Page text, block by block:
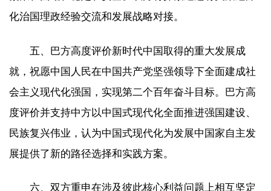
化治国理政经验交流和发展战略对接。
五、巴方高度评价新时代中国取得的重大发展成
就，祝愿中国人民在中国共产党坚强领导下全面建成社
会主义现代化强国，实现第二个百年奋斗目标。巴方高
度评价并支持中方以中国式现代化全面推进强国建设、
民族复兴伟业，认为中国式现代化为发展中国家自主发
展提供了新的路径选择和实践方案。
六、双方重申在涉及彼此核心利益问题上相互坚定